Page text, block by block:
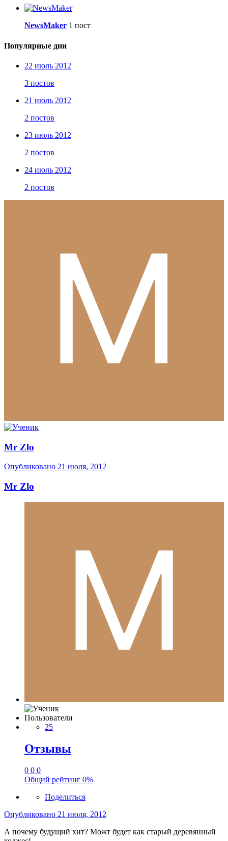
NewsMaker 1 пост
Популярные дни
22 июль 2012
3 постов
21 июль 2012
2 постов
23 июль 2012
2 постов
24 июль 2012
2 постов
Mr Zlo
Опубликовано 21 июля, 2012
Mr Zlo
Пользователи
25
Отзывы
0 0 0
Общий рейтинг 0%
Поделиться
Опубликовано 21 июля, 2012
А почему будущий хит? Можт будет как старый деревянный